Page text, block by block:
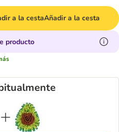
a la cestaAñadir a la cesta
producto